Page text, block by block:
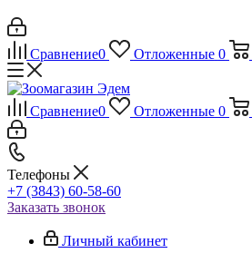
Сравнение0 Отложенные 0
Сравнение0 Отложенные 0
Телефоны
+7 (3843) 60-58-60
Заказать звонок
Личный кабинет